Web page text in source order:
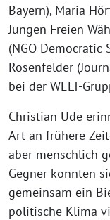
Bayern), Maria
Jungen Freien
(NGO
Rosenfelder
bei der WELT-
Christian Ude
Art an frühere
aber menschlich
Gegner konnten
gemeinsam ein
politische Klima